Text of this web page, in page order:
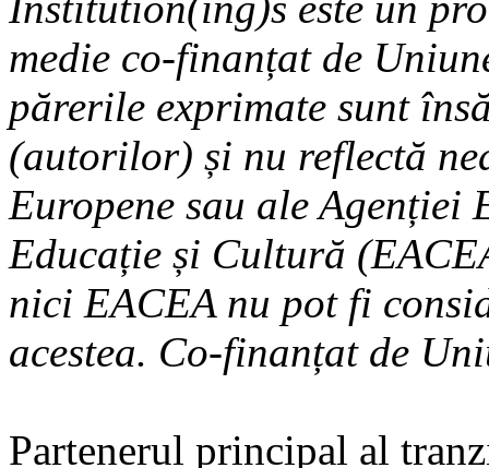
medie co-finanțat de
părerile exprimate sunt
(autorilor) și nu reflectă
Europene sau ale Agenției
Educație și Cultură
nici EACEA nu pot fi
acestea. Co-finanțat de
Partenerul principal al